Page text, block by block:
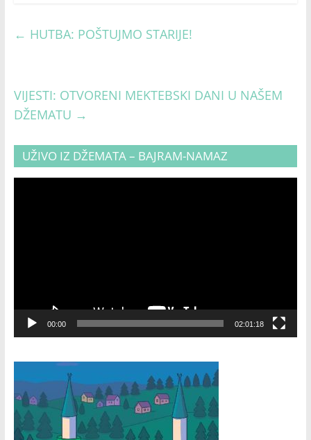
← HUTBA: POŠTUJMO STARIJE!
VIJESTI: OTVORENI MEKTEBSKI DANI U NAŠEM
DŽEMATU →
UŽIVO IZ DŽEMATA – BAJRAM-NAMAZ
00:00 02:01:18